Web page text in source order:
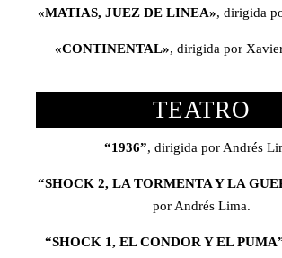
«MATIAS, JUEZ DE LINEA», dirigida
«CONTINENTAL», dirigida por
TEATRO
“1936”, dirigida por Andrés
“SHOCK 2, LA TORMENTA Y LA
por Andrés Lima.
“SHOCK 1, EL CONDOR Y EL